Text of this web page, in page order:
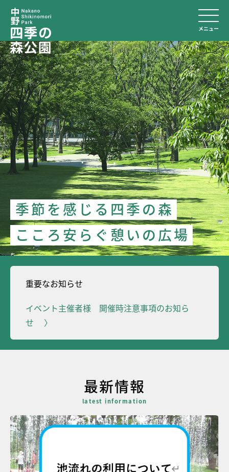
メニュー
季節を 感 じ る 四季の森
こ こ ろ 安 ら ぐ 憩 い の広場
重要なお知らせ
イベント主催者様 開催時注意事項のお知ら
せ
最新情報
latest information